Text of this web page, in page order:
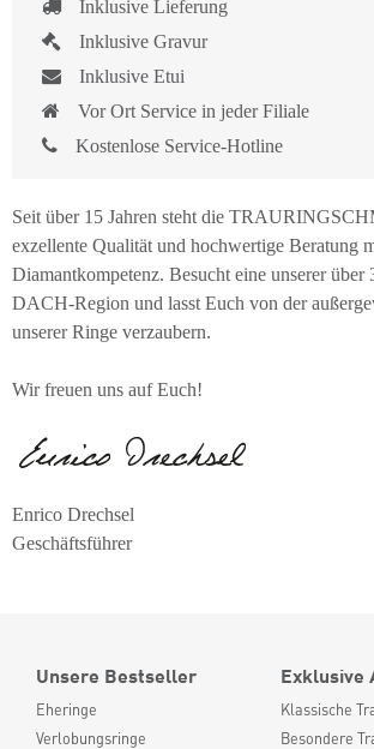
Inklusive Lieferung
Inklusive Gravur
Inklusive Etui
Vor Ort Service in jeder Filiale
Kostenlose Service-Hotline
Seit über 15 Jahren steht die
exzellente Qualität und hochwertige Beratung
Diamantkompetenz. Besucht eine unserer über
DACH-Region und lasst Euch von der
unserer Ringe verzaubern.
Wir freuen uns auf Euch!
Enrico Drechsel
Geschäftsführer
Unsere Bestseller
Eheringe
Verlobungsringe
Exklusive
Klassische
Besondere